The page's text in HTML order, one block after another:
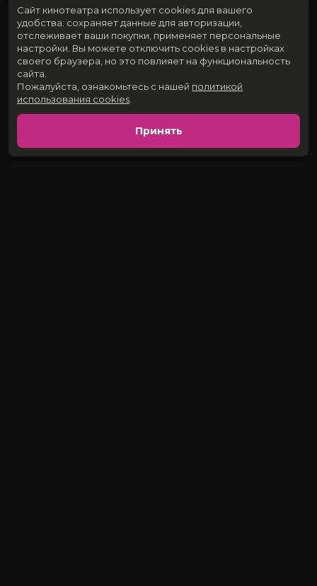
Сайт кинотеатра использует cookies для вашего
удобства: сохраняет данные для авторизации,
отслеживает ваши покупки, применяет персональные
настройки. Вы можете отключить cookies в настройках
своего браузера, но это повлияет на функциональность
сайта.
Пожалуйста, ознакомьтесь с нашей политикой
использования cookies
Принять